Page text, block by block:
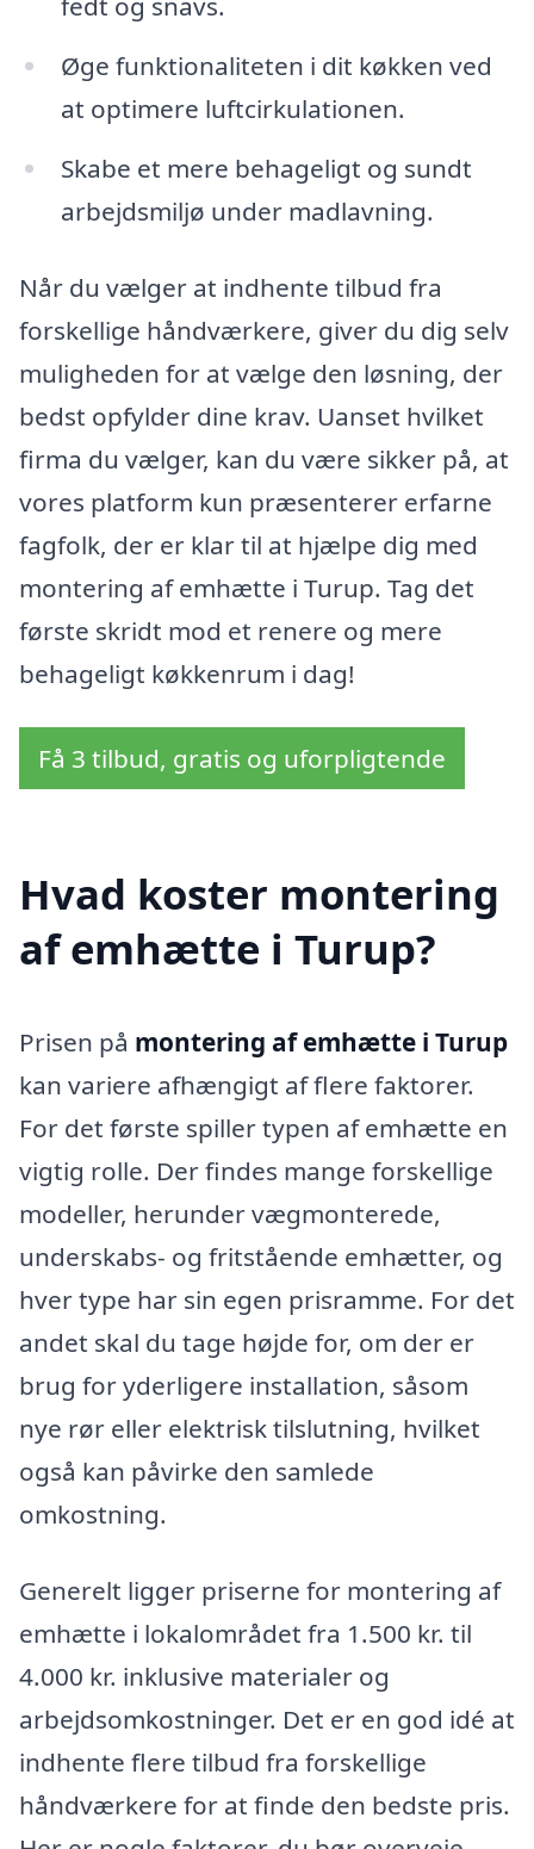
Øge funktionaliteten i dit køkken ved
at optimere luftcirkulationen.
Skabe et mere behageligt og sundt
arbejdsmiljø under madlavning.
Når du vælger at indhente tilbud fra
forskellige håndværkere, giver du dig selv
muligheden for at vælge den løsning, der
bedst opfylder dine krav. Uanset hvilket
firma du vælger, kan du være sikker på, at
vores platform kun præsenterer erfarne
fagfolk, der er klar til at hjælpe dig med
montering af emhætte i Turup. Tag det
første skridt mod et renere og mere
behageligt køkkenrum i dag!
Få 3 tilbud, gratis og uforpligtende
Hvad koster montering
af emhætte i Turup?
Prisen på montering af emhætte i Turup
kan variere afhængigt af flere faktorer.
For det første spiller typen af emhætte en
vigtig rolle. Der findes mange forskellige
modeller, herunder vægmonterede,
underskabs- og fritstående emhætter, og
hver type har sin egen prisramme. For det
andet skal du tage højde for, om der er
brug for yderligere installation, såsom
nye rør eller elektrisk tilslutning, hvilket
også kan påvirke den samlede
omkostning.
Generelt ligger priserne for montering af
emhætte i lokalområdet fra 1.500 kr. til
4.000 kr. inklusive materialer og
arbejdsomkostninger. Det er en god idé at
indhente flere tilbud fra forskellige
håndværkere for at finde den bedste pris.